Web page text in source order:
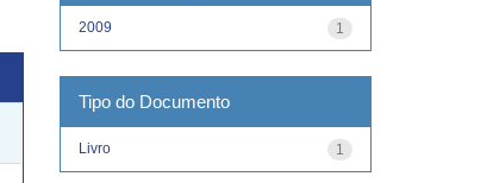
1
2009
Tipo do Documento
1
Livro